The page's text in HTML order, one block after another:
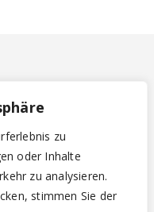
zu
oder Inhalte
zu analysieren.
stimmen Sie der